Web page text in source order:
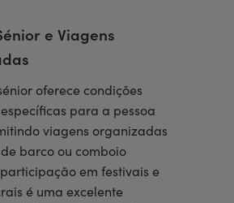
e Viagens
oferece condições
para a pessoa
viagens organizadas
barco ou comboio
em festivais e
é uma excelente